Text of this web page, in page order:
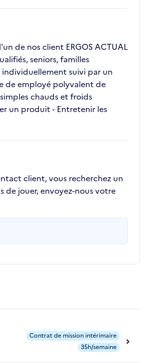
de nos client ERGOS ACTUAL
seniors, familles
suivi par un
de employé polyvalent de
chauds et froids
un produit - Entretenir les
client, vous recherchez un
jouer, envoyez-nous votre
Contrat de mission intérimaire
35h/semaine